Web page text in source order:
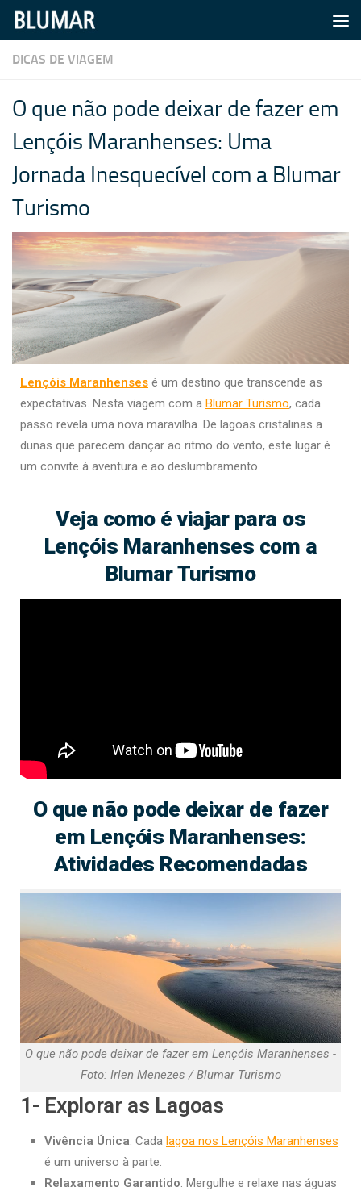
Skip to content
DICAS DE VIAGEM
O que não pode deixar de fazer em
Lençóis Maranhenses: Uma
Jornada Inesquecível com a Blumar
Turismo
Lençóis Maranhenses é um destino que transcende as
expectativas. Nesta viagem com a Blumar Turismo, cada
passo revela uma nova maravilha. De lagoas cristalinas a
dunas que parecem dançar ao ritmo do vento, este lugar é
um convite à aventura e ao deslumbramento.
Veja como é viajar para os
Lençóis Maranhenses com a
Blumar Turismo
O que não pode deixar de fazer
em Lençóis Maranhenses:
Atividades Recomendadas
O que não pode deixar de fazer em Lençóis Maranhenses -
Foto: Irlen Menezes / Blumar Turismo
1- Explorar as Lagoas
Vivência Única: Cada lagoa nos Lençóis Maranhenses
é um universo à parte.
Relaxamento Garantido: Mergulhe e relaxe nas águas